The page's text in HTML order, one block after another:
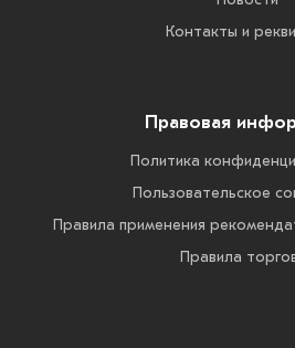
Контакты и
Правовая
Политика
Пользовательское
Правила применения
Правила